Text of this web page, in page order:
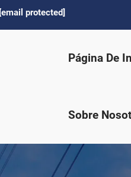
[email protected]
Página De
Sobre